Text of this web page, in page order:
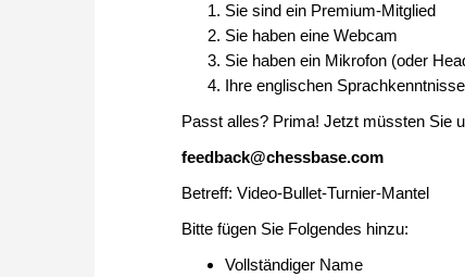
Sie sind ein Premium-Mitglied
Sie haben eine Webcam
Sie haben ein Mikrofon (oder
Ihre englischen
Passt alles? Prima! Jetzt müssten Sie
feedback@chessbase.com
Betreff: Video-Bullet-Turnier-Mantel
Bitte fügen Sie Folgendes hinzu:
Vollständiger Name